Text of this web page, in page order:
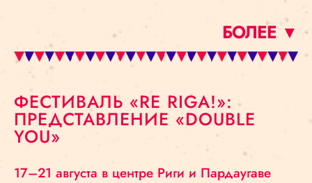
БОЛЕЕ ▼
ФЕСТИВАЛЬ «RE RIGA!»:
ПРЕДСТАВЛЕНИЕ «DOUBLE
YOU»
17–21 августа в центре Риги и Пардаугаве